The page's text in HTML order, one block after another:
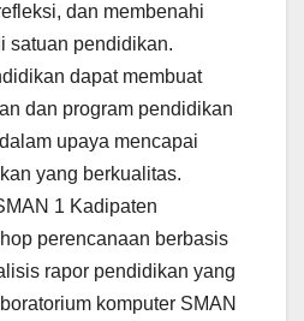
dan membenahi
satuan pendidikan.
dapat membuat
dan program pendidikan
upaya mencapai
yang berkualitas.
1 Kadipaten
perencanaan berbasis
rapor pendidikan yang
komputer SMAN